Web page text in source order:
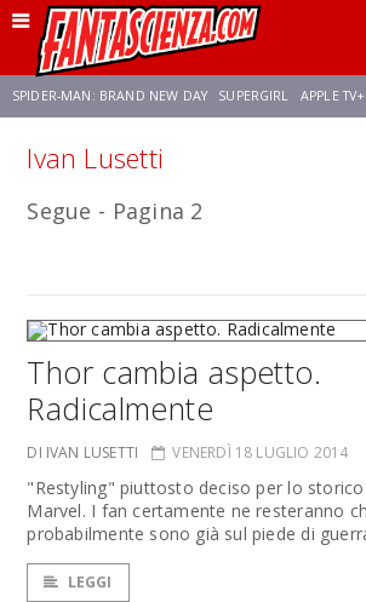
SPIDER-MAN: BRAND NEW DAY SUPERGIRL APPLE TV+
Ivan Lusetti
Segue - Pagina 2
Thor cambia aspetto.
Radicalmente
DI IVAN LUSETTI VENERDÌ 18 LUGLIO 2014
"Restyling" piuttosto deciso per lo storico
Marvel. I fan certamente ne resteranno
probabilmente sono già sul piede di
LEGGI